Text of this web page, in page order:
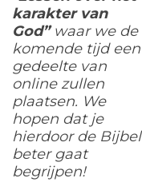
karakter van
God”waar we de
komende tijd een
gedeelte van
online zullen
plaatsen. We
hopen dat je
hierdoor de Bijbel
beter gaat
begrijpen!